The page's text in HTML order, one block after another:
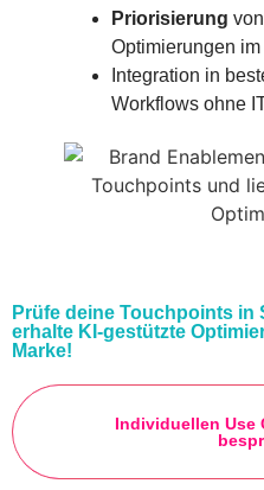
Priorisierung
Optimierungen
Integration in
Workflows ohne
Prüfe deine Touchpoints in
erhalte KI-gestützte
Marke!
Individuellen Use